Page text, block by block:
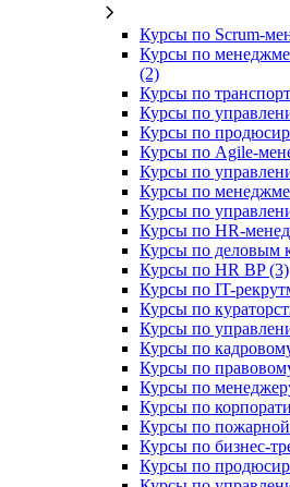
Курсы по Scrum-
Курсы по
(2)
Курсы по
Курсы по
Курсы по
Курсы по Agile-
Курсы по
Курсы по
Курсы по
Курсы по HR-
Курсы по деловым
Курсы по HR BP (3)
Курсы по IT-
Курсы по
Курсы по
Курсы по
Курсы по
Курсы по
Курсы по
Курсы по пожарной
Курсы по бизнес-
Курсы по